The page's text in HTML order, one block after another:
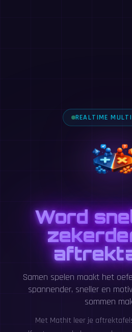
REALTIME
Word
Samen spelen maakt het
spannender, sneller en
sommen
Met MathIt leer je